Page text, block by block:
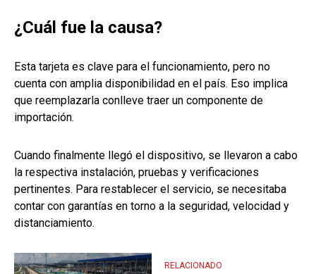
¿Cuál fue la causa?
Esta tarjeta es clave para el funcionamiento, pero no
cuenta con amplia disponibilidad en el país. Eso implica
que reemplazarla conlleve traer un componente de
importación.
Cuando finalmente llegó el dispositivo, se llevaron a cabo
la respectiva instalación, pruebas y verificaciones
pertinentes. Para restablecer el servicio, se necesitaba
contar con garantías en torno a la seguridad, velocidad y
distanciamiento.
RELACIONADO